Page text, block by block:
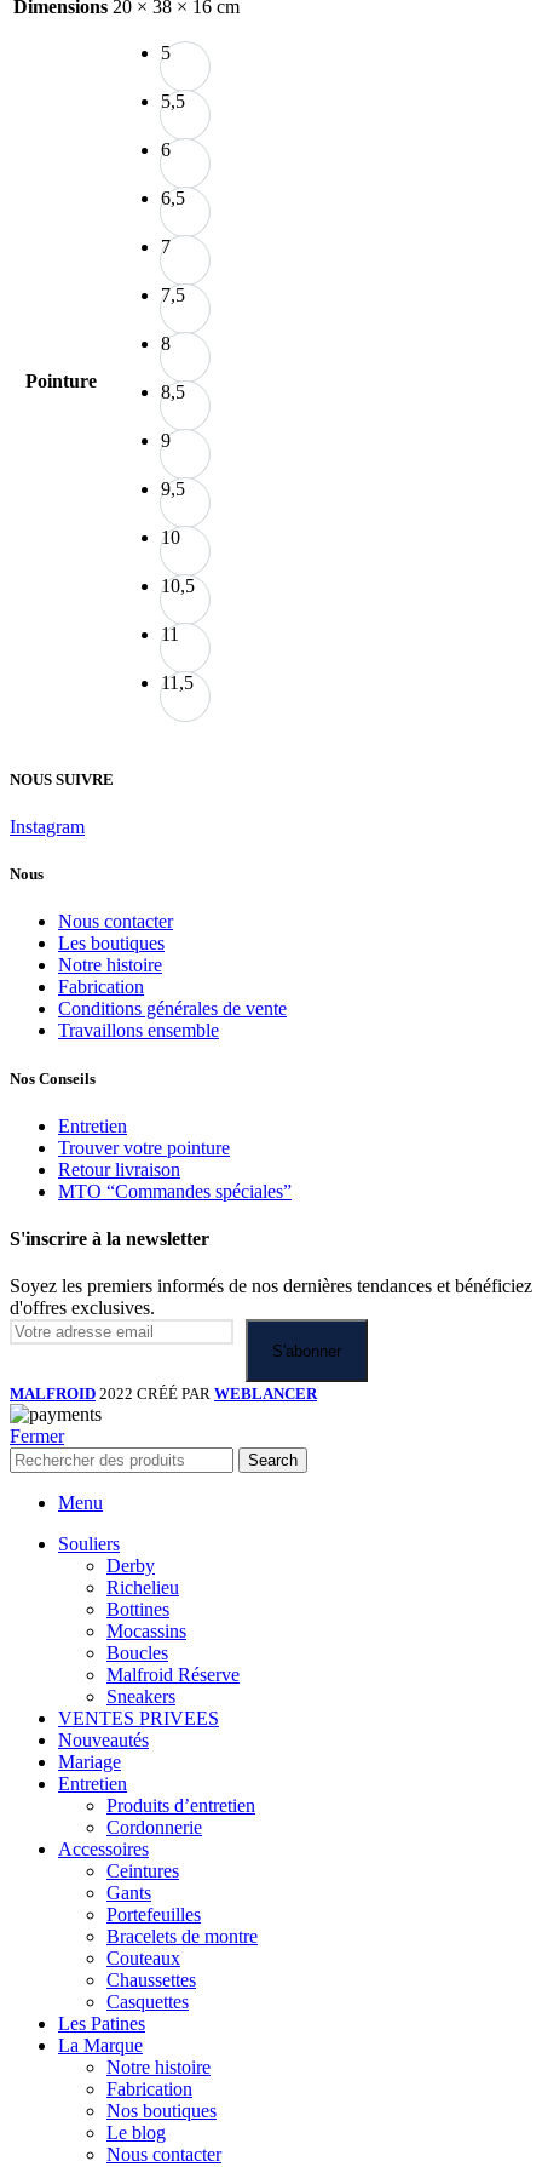
Dimensions 20 × 38 × 16 cm
Pointure
5
5,5
6
6,5
7
7,5
8
8,5
9
9,5
10
10,5
11
11,5
NOUS SUIVRE
Instagram
Nous
Nous contacter
Les boutiques
Notre histoire
Fabrication
Conditions générales de vente
Travaillons ensemble
Nos Conseils
Entretien
Trouver votre pointure
Retour livraison
MTO “Commandes spéciales”
S'inscrire à la newsletter
Soyez les premiers informés de nos dernières tendances et bénéficiez
d'offres exclusives.
MALFROID 2022 CRÉÉ PAR WEBLANCER
Fermer
Search
Menu
Souliers
Derby
Richelieu
Bottines
Mocassins
Boucles
Malfroid Réserve
Sneakers
VENTES PRIVEES
Nouveautés
Mariage
Entretien
Produits d’entretien
Cordonnerie
Accessoires
Ceintures
Gants
Portefeuilles
Bracelets de montre
Couteaux
Chaussettes
Casquettes
Les Patines
La Marque
Notre histoire
Fabrication
Nos boutiques
Le blog
Nous contacter